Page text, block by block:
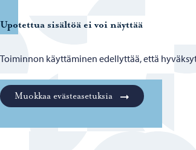
Upotettua sisältöä ei voi näyttää
Toiminnon käyttäminen edellyttää, että
Muokkaa evästeasetuksia